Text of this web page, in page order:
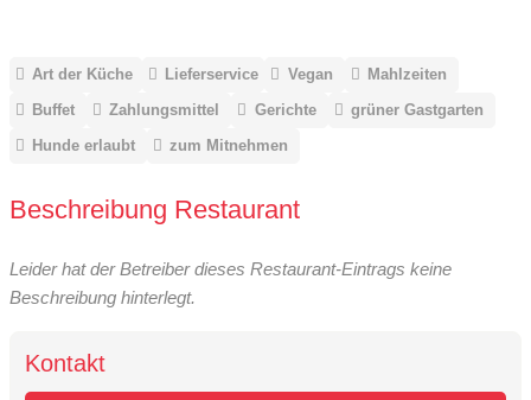
Art der Küche Lieferservice Vegan
Mahlzeiten
Buffet
Zahlungsmittel Gerichte
grüner Gastgarten
Hunde erlaubt
zum Mitnehmen
Beschreibung Restaurant
Leider hat der Betreiber dieses Restaurant-Eintrags keine
Beschreibung hinterlegt.
Kontakt